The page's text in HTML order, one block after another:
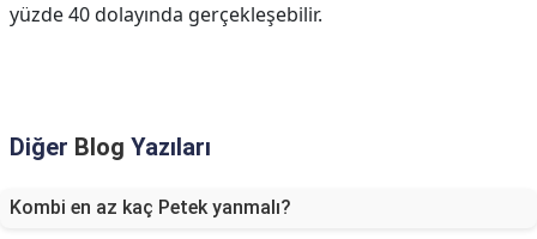
yüzde 40 dolayında gerçekleşebilir.
Diğer Blog Yazıları
Kombi en az kaç Petek yanmalı?